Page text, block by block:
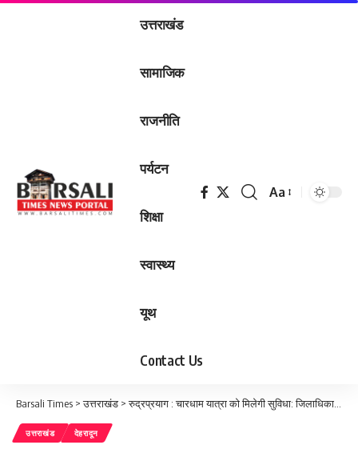
उत्तराखंड
सामाजिक
राजनीति
पर्यटन
शिक्षा
स्वास्थ्य
यूथ
Contact Us
Font
Aa
Barsali Times >उत्तराखंड >रुद्रप्रयाग : चारधाम यात्रा को मिलेगी सुविधा: जिलाधिकारी ने किया पुलिस चौकी और पार्किंग निर्माण कार्यों का निरीक्षण…
उत्तराखंड देहरादून